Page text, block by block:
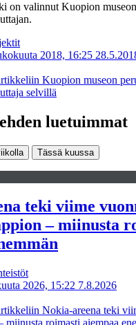
on valinnut Kuopion
2018, 16:25
Kuopion museon
selvillä
luetuimmat
Tässä kuussa
teki viime
– miinusta
2026, 15:22 7.8.2026
Nokia-areena teki
miinusta roimasti aiempaa